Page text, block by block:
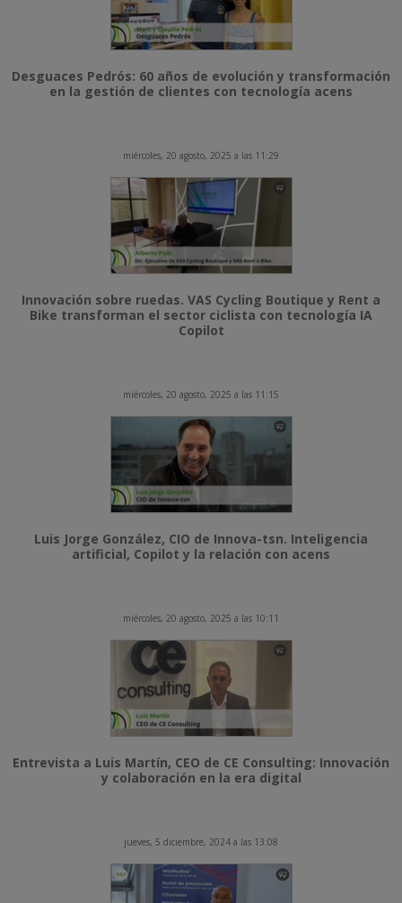
Desguaces Pedrós: 60 años de evolución y transformación
en la gestión de clientes con tecnología acens
miércoles, 20 agosto, 2025 a las 11:29
Innovación sobre ruedas. VAS Cycling Boutique y Rent a
Bike transforman el sector ciclista con tecnología IA
Copilot
miércoles, 20 agosto, 2025 a las 11:15
Luis Jorge González, CIO de Innova-tsn. Inteligencia
artificial, Copilot y la relación con acens
miércoles, 20 agosto, 2025 a las 10:11
Entrevista a Luis Martín, CEO de CE Consulting: Innovación
y colaboración en la era digital
jueves, 5 diciembre, 2024 a las 13:08